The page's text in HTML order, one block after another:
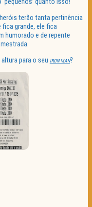
terão tanta pertinência
fica grande, ele fica
humorado e de repente
para o seu IRON MAN?